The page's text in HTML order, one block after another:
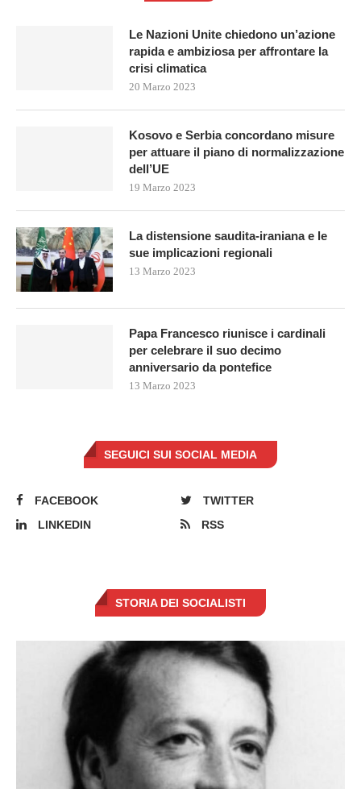
Le Nazioni Unite chiedono un’azione
rapida e ambiziosa per affrontare la
crisi climatica
20 Marzo 2023
Kosovo e Serbia concordano misure
per attuare il piano di normalizzazione
dell’UE
19 Marzo 2023
La distensione saudita-iraniana e le
sue implicazioni regionali
13 Marzo 2023
Papa Francesco riunisce i cardinali
per celebrare il suo decimo
anniversario da pontefice
13 Marzo 2023
SEGUICI SUI SOCIAL MEDIA
FACEBOOK
TWITTER
LINKEDIN
RSS
STORIA DEI SOCIALISTI